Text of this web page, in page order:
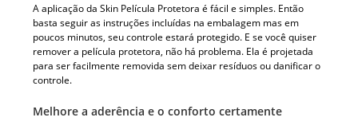
A aplicação da Skin Película Protetora é fácil e simples. Então
basta seguir as instruções incluídas na embalagem mas em
poucos minutos, seu controle estará protegido. E se você quiser
remover a película protetora, não há problema. Ela é projetada
para ser facilmente removida sem deixar resíduos ou danificar o
controle.
Melhore a aderência e o conforto certamente